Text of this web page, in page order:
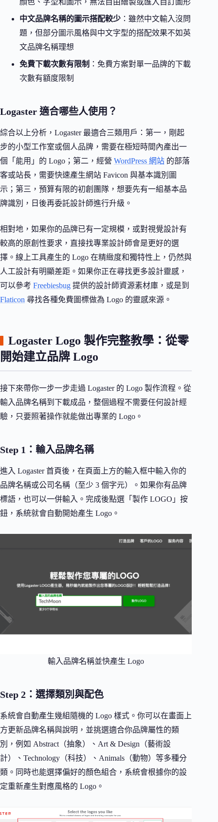
中文品牌名稱的圖示搭配較少 ：雖然中文輸入沒問
題，但部分圖示風格與中文字型的搭配效果不如英
文品牌名稱理想
免費下載次數有限制 ：免費方案對單一品牌的下載
次數有額度限制
Logaster 適合哪些人使用？
綜合以上分析，Logaster 最適合三類用戶：第一，剛起
步的小型工作室或個人品牌，需要在極短時間內產出一
個「能用」的 Logo；第二，經營 WordPress 網站 的部落
客或站長，需要快速產生網站 Favicon 與基本識別圖
示；第三，預算有限的初創團隊，想要先有一組基本品
牌識別，日後再委託設計師進行升級。
相對地，如果你的品牌已有一定規模，或對視覺設計有
較高的原創性要求，直接找專業設計師會是更好的選
擇。線上工具產生的 Logo 在精緻度和獨特性上，仍然與
人工設計有明顯差距。如果你正在尋找更多設計靈感，
可以參考 Freebiesbug 提供的設計師資源素材庫，或是到
Flaticon 尋找各種免費圖標做為 Logo 的靈感來源。
Logaster Logo 製作完整教學：從零
開始建立品牌 Logo
接下來帶你一步一步走過 Logaster 的 Logo 製作流程。從
輸入品牌名稱到下載成品，整個過程不需要任何設計經
驗，只要照著操作就能做出專業的 Logo。
Step 1：輸入品牌名稱
進入 Logaster 首頁後，在頁面上方的輸入框中輸入你的
品牌名稱或公司名稱（至少 3 個字元）。如果你有品牌
標語，也可以一併輸入。完成後點選「製作 LOGO」按
鈕，系統就會自動開始產生 Logo。
輸入品牌名稱並快產生 Logo
Step 2：選擇類別與配色
系統會自動產生幾組隨機的 Logo 樣式。你可以在畫面上
方更新品牌名稱與說明，並挑選適合你品牌屬性的類
別，例如 Abstract（抽象）、Art & Design（藝術設
計）、Technology（科技）、Animals（動物）等多種分
類。同時也能選擇偏好的顏色組合，系統會根據你的設
定重新產生對應風格的 Logo。